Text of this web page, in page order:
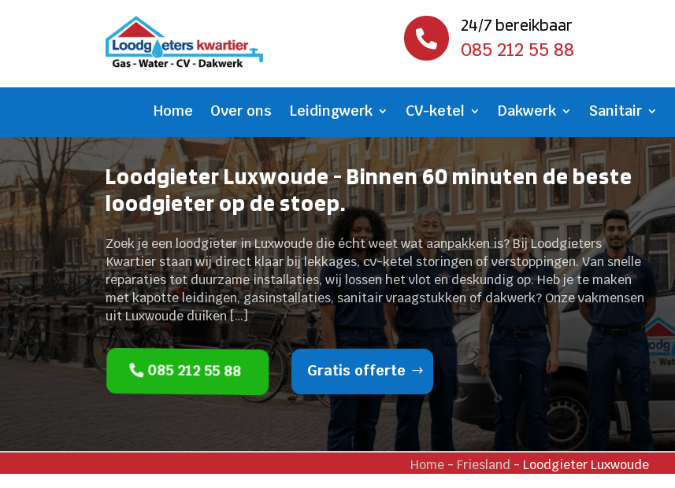

24/7 bereikbaar
085 212 55 88
Home Over ons Leidingwerk CV-ketel Dakwerk Sanitair
Loodgieter Luxwoude - Binnen 60 minuten de beste
loodgieter op de stoep.
Zoek je een loodgieter in Luxwoude die écht weet wat aanpakken is? Bij Loodgieters
Kwartier staan wij direct klaar bij lekkages, cv-ketel storingen of verstoppingen. Van snelle
reparaties tot duurzame installaties, wij lossen het vlot en deskundig op. Heb je te maken
met kapotte leidingen, gasinstallaties, sanitair vraagstukken of dakwerk? Onze vakmensen
uit Luxwoude duiken […]
085 212 55 88 Gratis offerte
Home- Friesland - Loodgieter Luxwoude